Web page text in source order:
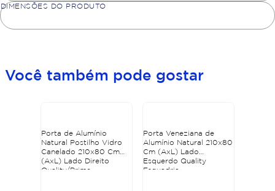
DIMENSÕES DO PRODUTO
Você também pode gostar
Porta de Alumínio
Natural Postilho Vidro
Canelado 210x80 Cm
(AxL) Lado Direito
Quality/Prime
Porta Veneziana de
Alumínio Natural 210x80
Cm (AxL) Lado
Esquerdo Quality
Esquadria